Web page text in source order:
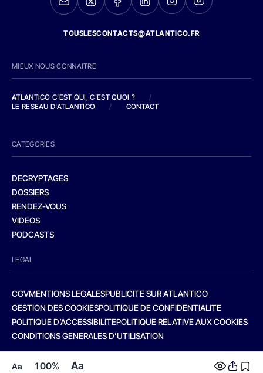
Aa 100% Aa
TOUSLESCONTACTS@ATLANTICO.FR
MIEUX NOUS CONNAITRE
ATLANTICO C'EST QUI, C'EST QUOI ?
/
LE RESEAU D'ATLANTICO
/ CONTACT
CATEGORIES
DECRYPTAGES
DOSSIERS
RENDEZ-VOUS
VIDEOS
PODCASTS
LEGAL
CGVMENTIONS LEGALESPUBLICITE SUR ATLANTICO
GESTION DES COOKIESPOLITIQUE DE CONFIDENTIALITE
POLITIQUE D’ACCESSIBILITEPOLITIQUE RELATIVE AUX COOKIES
CONDITIONS GENERALES D’UTILISATION